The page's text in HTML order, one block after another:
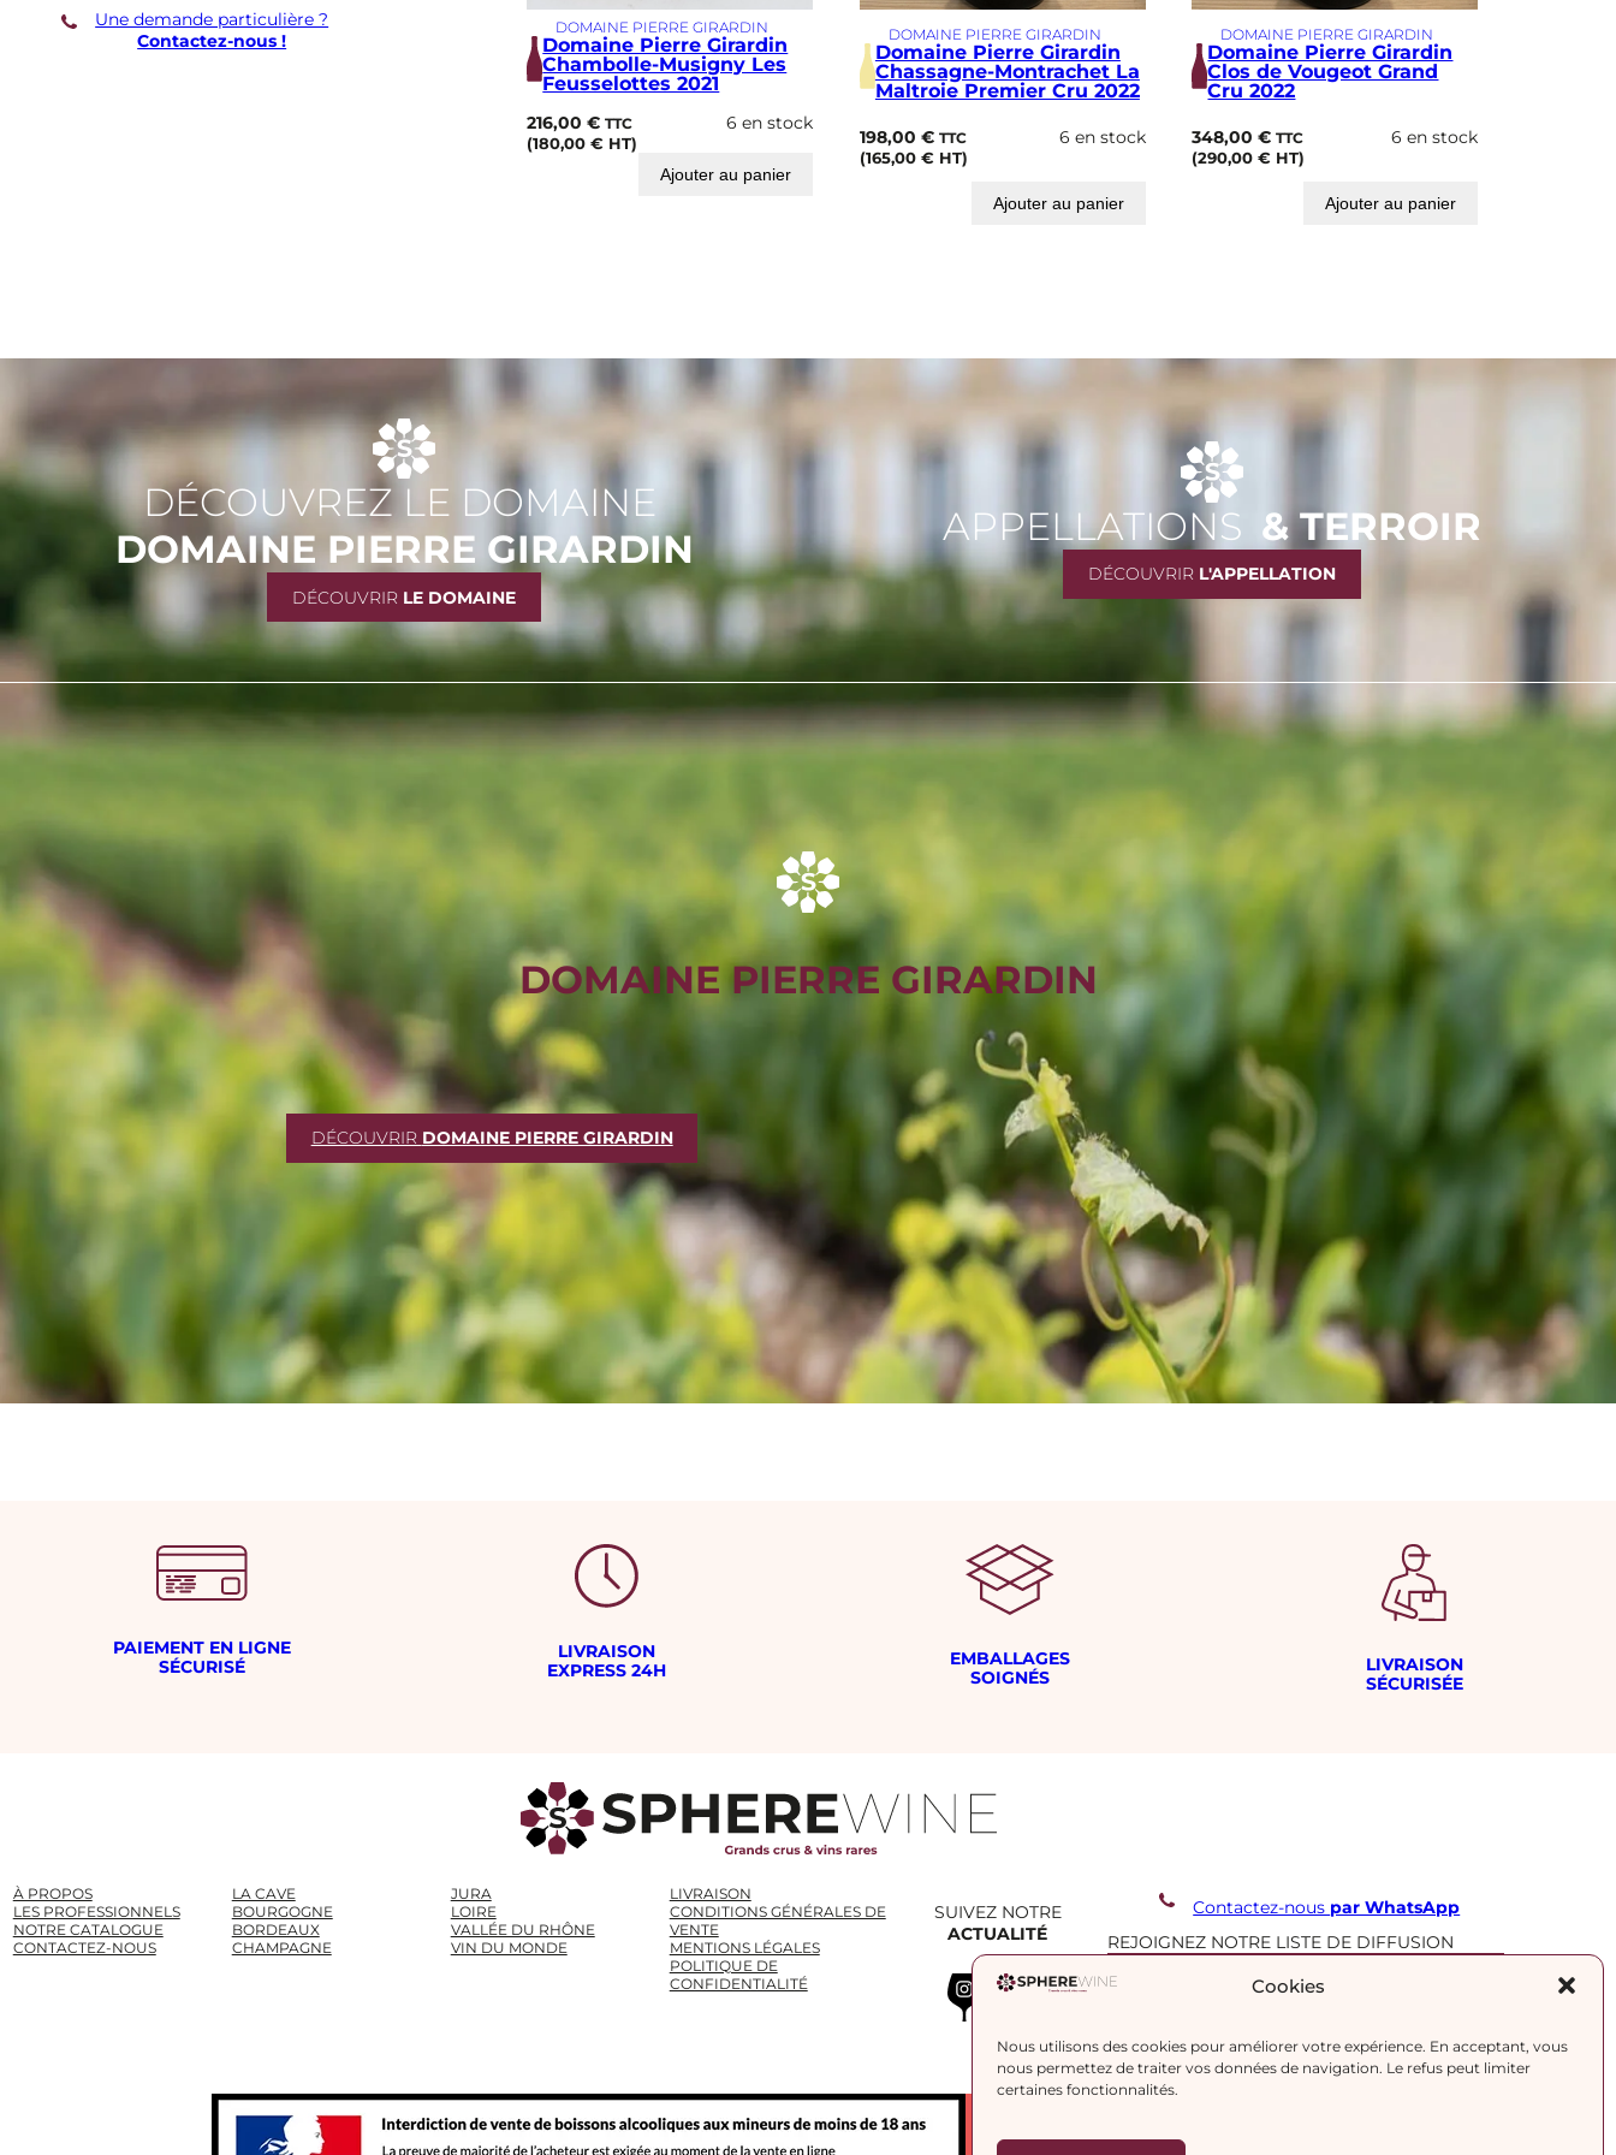
Cookies
Nous utilisons des cookies pour améliorer votre expérience. En acceptant, vous
nous permettez de traiter vos données de navigation. Le refus peut limiter
certaines fonctionnalités.
r
t
i
n
l
P
2
Une demande particulière ?
Contactez-nous !
DOMAINE PIERRE GIRARDIN
Domaine Pierre Girardin
Chambolle-Musigny Les
Feusselottes 2021
216,00€ TTC
(180,00€ HT)
6 en stock
Ajouter au panier
DOMAINE PIERRE GIRARDIN
Domaine Pierre Girardin
Chassagne-Montrachet La
Maltroie Premier Cru 2022
198,00 € TTC
(165,00 €HT)
6 en stock
Ajouter au panier
DOMAINE PIERRE GIRARDIN
Domaine Pierre Girardin
Clos de Vougeot Grand
Cru 2022
348,00€ TTC
(290,00€ HT)
6 en stock
Ajouter au panier
DÉCOUVREZ LE DOMAINE
DOMAINE PIERRE GIRARDIN
DÉCOUVRIR LE DOMAINE
APPELLATIONS & TERROIR
DÉCOUVRIR L'APPELLATION
DOMAINE PIERRE GIRARDIN
DÉCOUVRIR DOMAINE PIERRE GIRARDIN
PAIEMENT EN LIGNE
SÉCURISÉ
LIVRAISON
EXPRESS 24H
EMBALLAGES
SOIGNÉS
LIVRAISON
SÉCURISÉE
À PROPOS
LES PROFESSIONNELS
NOTRE CATALOGUE
CONTACTEZ-NOUS
LA CAVE
BOURGOGNE
BORDEAUX
CHAMPAGNE
JURA
LOIRE
VALLÉE DU RHÔNE
VIN DU MONDE
LIVRAISON
CONDITIONS GÉNÉRALES DE
VENTE
MENTIONS LÉGALES
POLITIQUE DE
CONFIDENTIALITÉ
SUIVEZ NOTRE
ACTUALITÉ
Instagram WhatsApp LinkedIn
Contactez-nous par WhatsApp
REJOIGNEZ NOTRE LISTE DE DIFFUSION